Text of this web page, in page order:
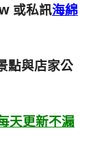
或私訊海綿
點與店家公
天更新不漏